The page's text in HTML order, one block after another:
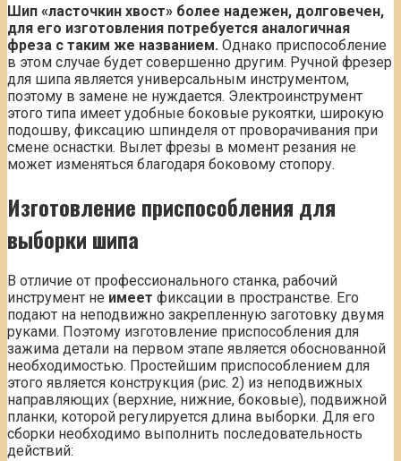
Шип «ласточкин хвост» более надежен, долговечен,
для его изготовления потребуется аналогичная
фреза с таким же названием. Однако приспособление
в этом случае будет совершенно другим. Ручной фрезер
для шипа является универсальным инструментом,
поэтому в замене не нуждается. Электроинструмент
этого типа имеет удобные боковые рукоятки, широкую
подошву, фиксацию шпинделя от проворачивания при
смене оснастки. Вылет фрезы в момент резания не
может изменяться благодаря боковому стопору.
Изготовление приспособления для
выборки шипа
В отличие от профессионального станка, рабочий
инструмент не имеет фиксации в пространстве. Его
подают на неподвижно закрепленную заготовку двумя
руками. Поэтому изготовление приспособления для
зажима детали на первом этапе является обоснованной
необходимостью. Простейшим приспособлением для
этого является конструкция (рис. 2) из неподвижных
направляющих (верхние, нижние, боковые), подвижной
планки, которой регулируется длина выборки. Для его
сборки необходимо выполнить последовательность
действий: